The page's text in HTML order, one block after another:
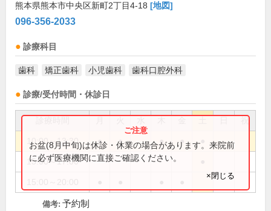
熊本県熊本市中央区新町2丁目4-18 [地図]
096-356-2033
診療科目
歯科 矯正歯科 小児歯科 歯科口腔外科
診療/受付時間・休診日
祝
10:00～13:30 ● ● ● ●
15:00～17:00
お盆(8月中旬)は休診・休業の場合があります。来院前
に必ず医療機関に直接ご確認ください。
×閉じる
備考: 予約制